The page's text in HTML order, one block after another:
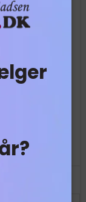
- 33 cl
bitterhed og